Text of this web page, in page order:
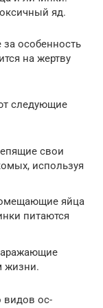
яд.
особенность
на жертву
следующие
свои
используя
яйца
питаются
жизни.
видов ос-